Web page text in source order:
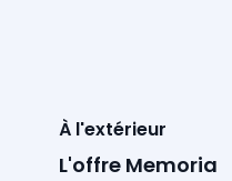
À l'extérieur
L'offre Memoria